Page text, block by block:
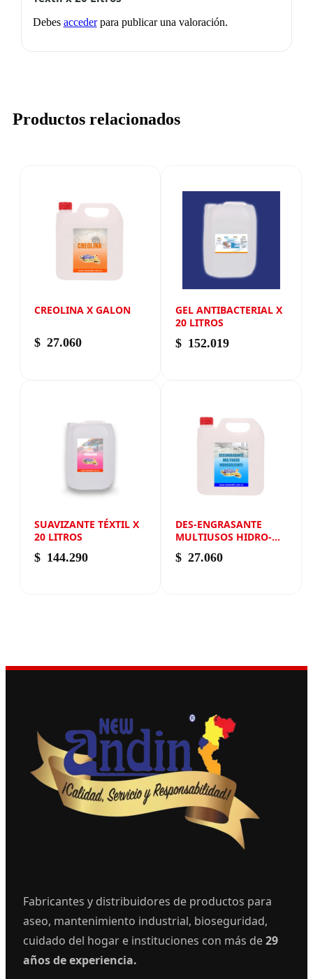
Debes accederpara publicar una valoración.
Productos relacionados
CREOLINA X GALON
$ 27.060
GEL ANTIBACTERIAL X
20 LITROS
$ 152.019
SUAVIZANTE TÉXTIL X
20 LITROS
$ 144.290
DES-ENGRASANTE
MULTIUSOS HIDRO-
SOLVENTE X GALÓN
$ 27.060
Fabricantes y distribuidores de productos para
aseo, mantenimiento industrial, bioseguridad,
cuidado del hogar e instituciones con más de29
años de experiencia.